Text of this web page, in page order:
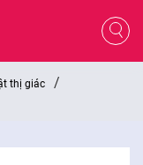
thị giác /